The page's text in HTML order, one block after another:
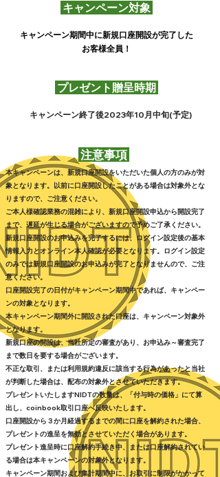
キャンペーン対象
キャンペーン期間中に新規口座開設が完了した
お客様全員！
プレゼント贈呈時期
キャンペーン終了後2023年10月中旬(予定)
注意事項
本キャンペーンは、新規口座開設をいただいた個人の方のみが対
象となります。以前に口座開設したことがある場合は対象外とな
りますので、ご注意ください。
ご本人様確認業務の混雑により、新規口座開設申込から開設完了
まで、遅延が生じる場合がございますので予めご了承ください。
新規口座開設のお申込みを完了するには、ログイン設定後の基本
情報入力とオンライン本人確認が必要となります。ログイン設定
のみでは新規口座開設のお申込みが完了となりませんので、ご注
意ください。
口座開設完了の日付がキャンペーン期間中であれば、キャンペー
ンの対象となります。
本キャンペーン期間外に開設された口座は、キャンペーン対象外
となります。
新規口座の開設は、当社所定の審査があり、お申込み～審査完了
まで数日を要する場合がございます。
不正な取引、または利用規約違反に該当する行為があったと当社
が判断した場合は、配布の対象外とさせていただきます。
プレゼントいたしますNIDTの数量は、「付与時の価格」にて算
出し、coinbook取引口座へ反映いたします。
口座開設から３か月経過するまでの間に口座を解約された場合、
プレゼントの進呈を無効とさせていただく場合があります。
プレゼント進呈時に口座解約手続き中、または口座解約されてい
る場合は本キャンペーンの対象外となります。
キャンペーン期間および集計期間中に、お取引に制限がかかって